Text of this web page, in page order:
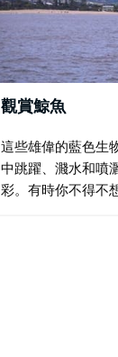
觀賞鯨魚
這些雄偉的藍色生
中跳躍、濺水和噴
彩。有時你不得不